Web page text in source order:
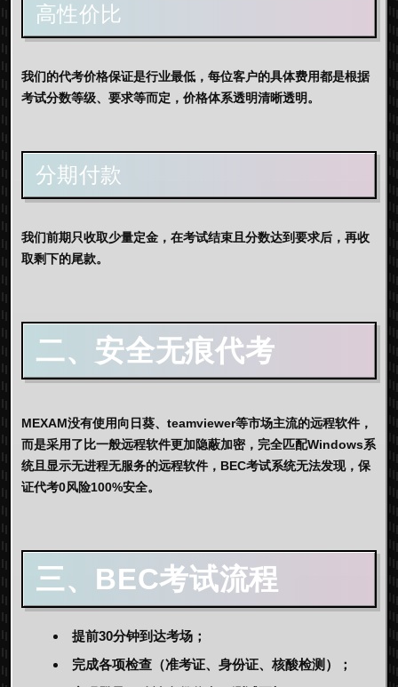
高性价比
我们的代考价格保证是行业最低，每位客户的具体费用都是根据
考试分数等级、要求等而定，价格体系透明清晰透明。
分期付款
我们前期只收取少量定金，在考试结束且分数达到要求后，再收
取剩下的尾款。
二、安全无痕代考
MEXAM没有使用向日葵、teamviewer等市场主流的远程软件，
而是采用了比一般远程软件更加隐蔽加密，完全匹配Windows系
统且显示无进程无服务的远程软件，BEC考试系统无法发现，保
证代考0风险100%安全。
三、 BEC考试流程
提前30分钟到达考场；
完成各项检查（准考证、身份证、核酸检测）；